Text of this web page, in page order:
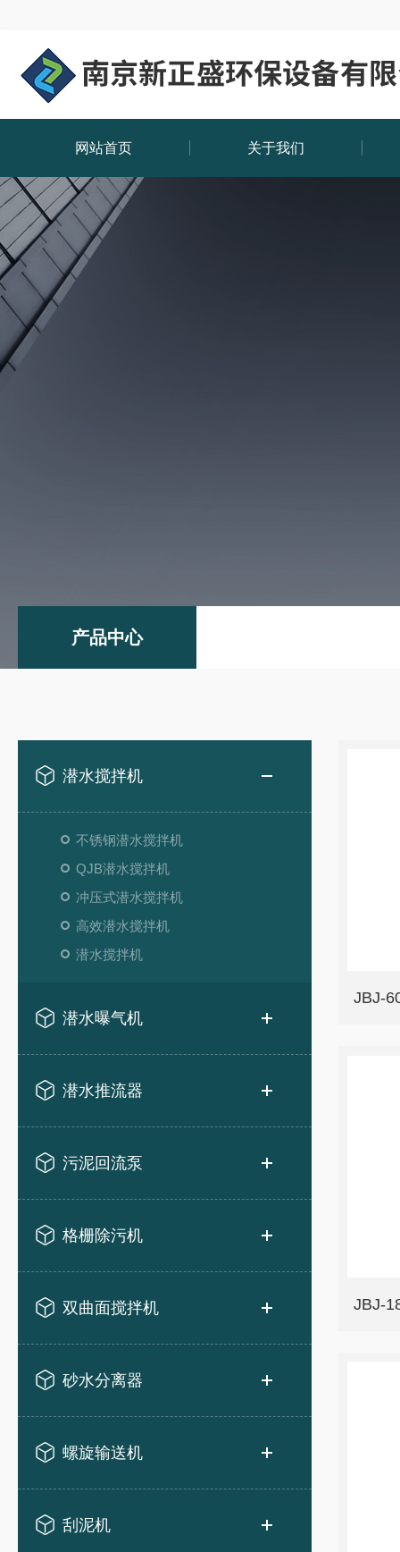
网站首页 关于我们
产品中心
潜水搅拌机
不锈钢潜水搅拌机
QJB潜水搅拌机
冲压式潜水搅拌机
高效潜水搅拌机
潜水搅拌机
潜水曝气机
潜水推流器
污泥回流泵
格栅除污机
双曲面搅拌机
砂水分离器
螺旋输送机
刮泥机
JBJ-
JBJ-